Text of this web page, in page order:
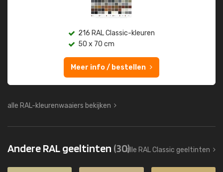
216 RAL Classic-kleuren
50 x 70 cm
Meer info / bestellen
alle RAL-kleurenwaaiers bekijken
Andere RAL geeltinten (30)alle RAL Classic geeltinten